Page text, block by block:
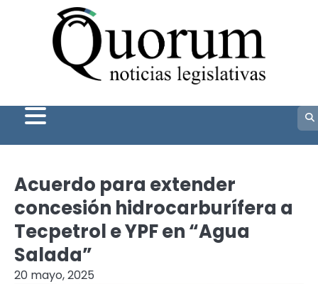
Acuerdo para extender
concesión hidrocarburífera a
Tecpetrol e YPF en “Agua
Salada”
20 mayo, 2025